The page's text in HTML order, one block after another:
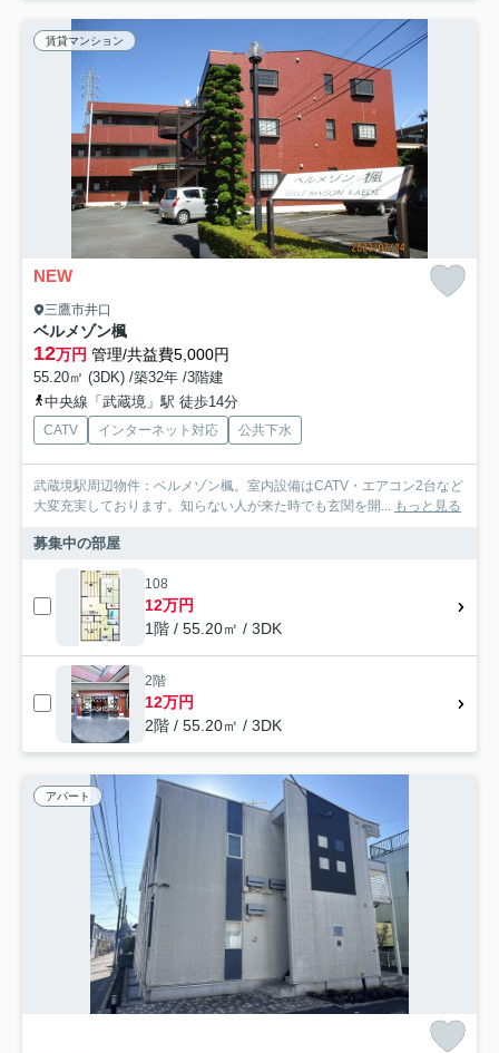
賃貸マンション
NEW
三鷹市井口
ベルメゾン楓
12万円 管理/共益費5,000円
55.20㎡ (3DK) /築32年 /3階建
中央線「武蔵境」駅 徒歩14分
CATV インターネット対応 公共下水
武蔵境駅周辺物件：ベルメゾン楓。室内設備はCATV・エアコン2台など
大変充実しております。知らない人が来た時でも玄関を開...
もっと見る
募集中の部屋
108
12万円
1階 / 55.20㎡ / 3DK
2階
12万円
2階 / 55.20㎡ / 3DK
アパート